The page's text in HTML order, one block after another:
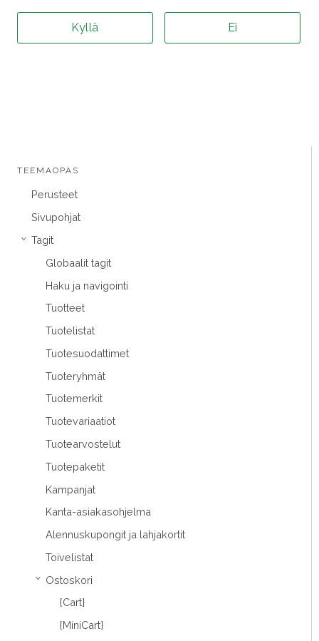
TEEMAOPAS
Perusteet
Sivupohjat
› Tagit
Globaalit tagit
Haku ja navigointi
Tuotteet
Tuotelistat
Tuotesuodattimet
Tuoteryhmät
Tuotemerkit
Tuotevariaatiot
Tuotearvostelut
Tuotepaketit
Kampanjat
Kanta-asiakasohjelma
Alennuskupongit ja lahjakortit
Toivelistat
›
Ostoskori
{Cart}
{MiniCart}
Kyllä Ei